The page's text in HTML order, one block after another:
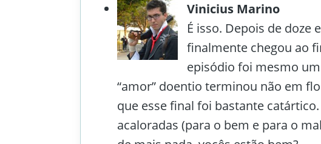
Vinicius Marino
É isso. Depois de doze
finalmente chegou ao
episódio foi mesmo
“amor” doentio terminou não em
que esse final foi bastante
acaloradas (para o bem e para o